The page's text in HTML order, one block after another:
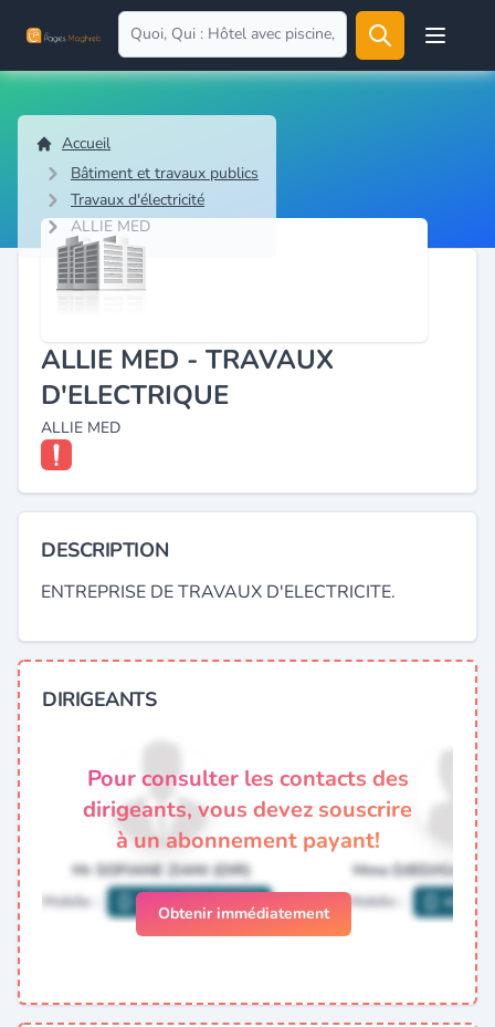
Open
Accueil
Bâtiment et travaux publics
Travaux d'électricité
ALLIE MED
ALLIE MED - TRAVAUX
D'ELECTRIQUE
ALLIE MED
DESCRIPTION
ENTREPRISE DE TRAVAUX D'ELECTRICITE.
DIRIGEANTS
Pour consulter les contacts des
dirigeants, vous devez souscrire
à un abonnement payant!
Obtenir immédiatement